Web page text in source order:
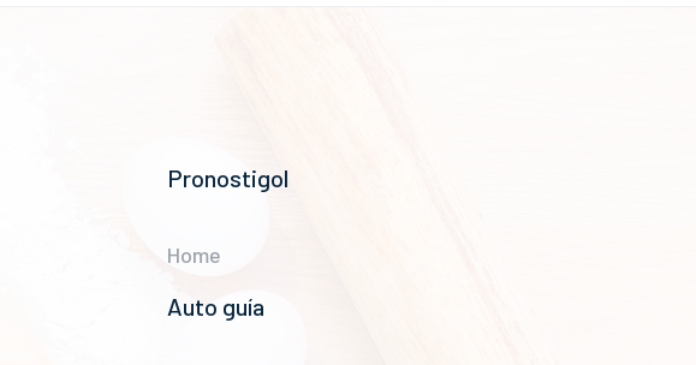
Pronostigol
Home
Auto guía